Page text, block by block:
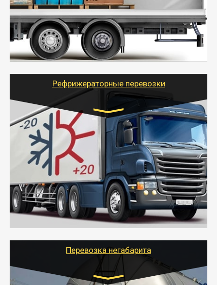
- Экономный способ доставить вещи от 200 кг в
другой город - догрузом или попутно. Попутные
грузоперевозки для физлиц, ИП и юрлиц обходятся
дешевле.
- Тайгер Логистик организует доставку
крупногабаритных и личных вещей по нужному
для погрузочно-разгрузочных работ при перевозке.
Рефрижераторные перевозки
Транспорт:
Газель (1,5 и 3 тонны), Бычок, Еврофура от 5 до
10 тонн
от 6000 руб.
- Рефрижераторные перевозки грузов с
соблюдением температурного режима, работающим
термописцем, санитарной обработкой кузова и мед.
книжкой у водителя.
- Тайгер Логистик поможет быстро перевезти
скоропортящиеся продукты в любой город России с
Перевозка негабарита